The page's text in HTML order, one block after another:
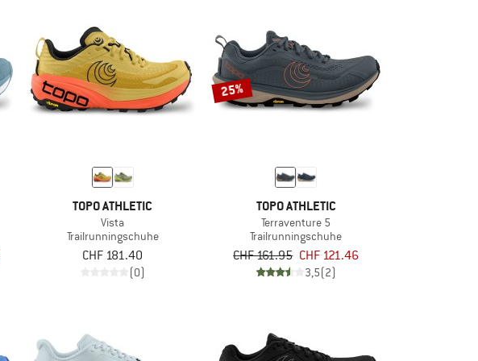
TOPO ATHLETIC
Vista
Trailrunningschuhe
CHF 181.40
(0)
25%
TOPO ATHLETIC
Terraventure 5
Trailrunningschuhe
CHF 161.95 CHF 121.46
3,5(2)